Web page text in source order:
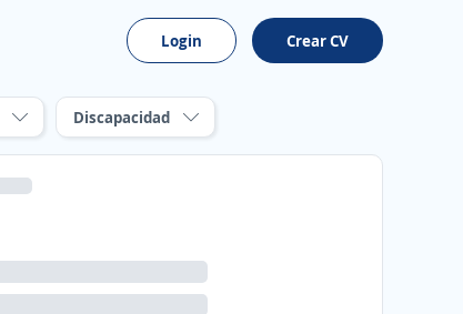
Login Crear CV
Discapacidad